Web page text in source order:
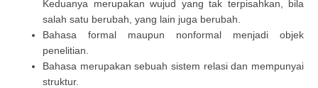
Keduanya merupakan wujud yang tak terpisahkan, bila
salah satu berubah, yang lain juga berubah.
Bahasa formal maupun nonformal menjadi objek
penelitian.
Bahasa merupakan sebuah sistem relasi dan mempunyai
struktur.